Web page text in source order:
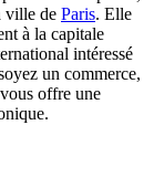
ville de Paris. Elle
à la capitale
intéressé
un commerce,
offre une